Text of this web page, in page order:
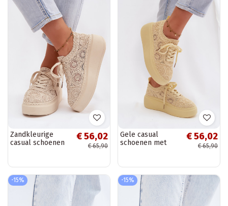
Zandkleurige
casual schoenen
Evalora
€ 56,02
€ 65,90
Gele casual
schoenen met
Evalora
€ 56,02
€ 65,90
-15% -15%